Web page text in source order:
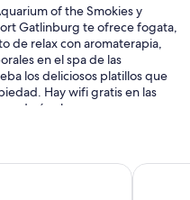
of the Smokies y
Gatlinburg te ofrece fogata,
de relax con aromaterapia,
en el spa de las
los deliciosos platillos que
Hay wifi gratis en las
y bar.
con tobogán, camastros y
Hotel - Gatlinburg